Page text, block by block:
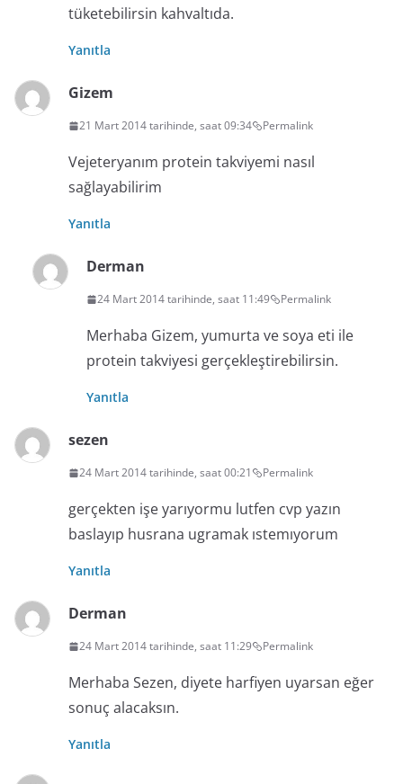
tüketebilirsin kahvaltıda.
Yanıtla
Gizem
21 Mart 2014 tarihinde, saat 09:34 Permalink
Vejeteryanım protein takviyemi nasıl
sağlayabilirim
Yanıtla
Derman
24 Mart 2014 tarihinde, saat 11:49 Permalink
Merhaba Gizem, yumurta ve soya eti ile
protein takviyesi gerçekleştirebilirsin.
Yanıtla
sezen
24 Mart 2014 tarihinde, saat 00:21 Permalink
gerçekten işe yarıyormu lutfen cvp yazın
baslayıp husrana ugramak ıstemıyorum
Yanıtla
Derman
24 Mart 2014 tarihinde, saat 11:29 Permalink
Merhaba Sezen, diyete harfiyen uyarsan eğer
sonuç alacaksın.
Yanıtla